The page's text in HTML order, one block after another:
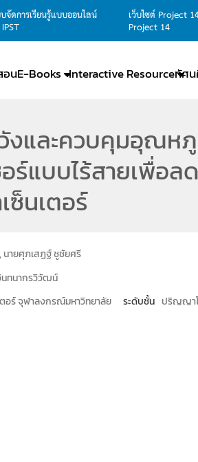
จัดการเรียนรู้แบบออนไลน์
เว็บไซต์ Project
Project 14
อนE-Books Interactive Resourceทัศ
งและควบคุมอุณ
ร์แบบไร้สายเพื่อ
ซ็นเตอร์
นายศุภเสฏฐ์ ชูชัยศรี
นทนากรวิวัฒน์
อร์ จุฬาลงกรณ์มหาวิทยาลัย ระดับชั้น ปริญญา